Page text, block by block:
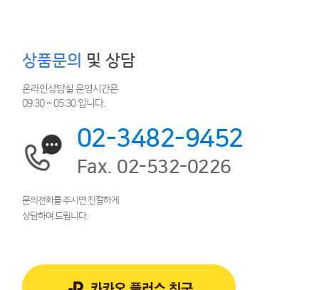
상품문의 및 상담
온라인상담실 운영시간은
09:30 ~ 05:30 입니다.
02-3482-9452
Fax. 02-532-0226
문의전화를 주시면 친절하게
상담하여 드립니다.